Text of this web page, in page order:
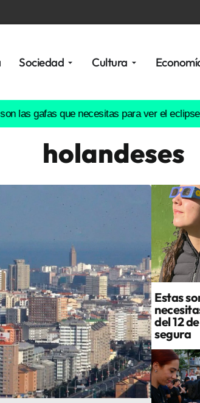
Sociedad Cultura
que necesitas para ver el eclipse del 12
holandeses
Estas
del 12
segura